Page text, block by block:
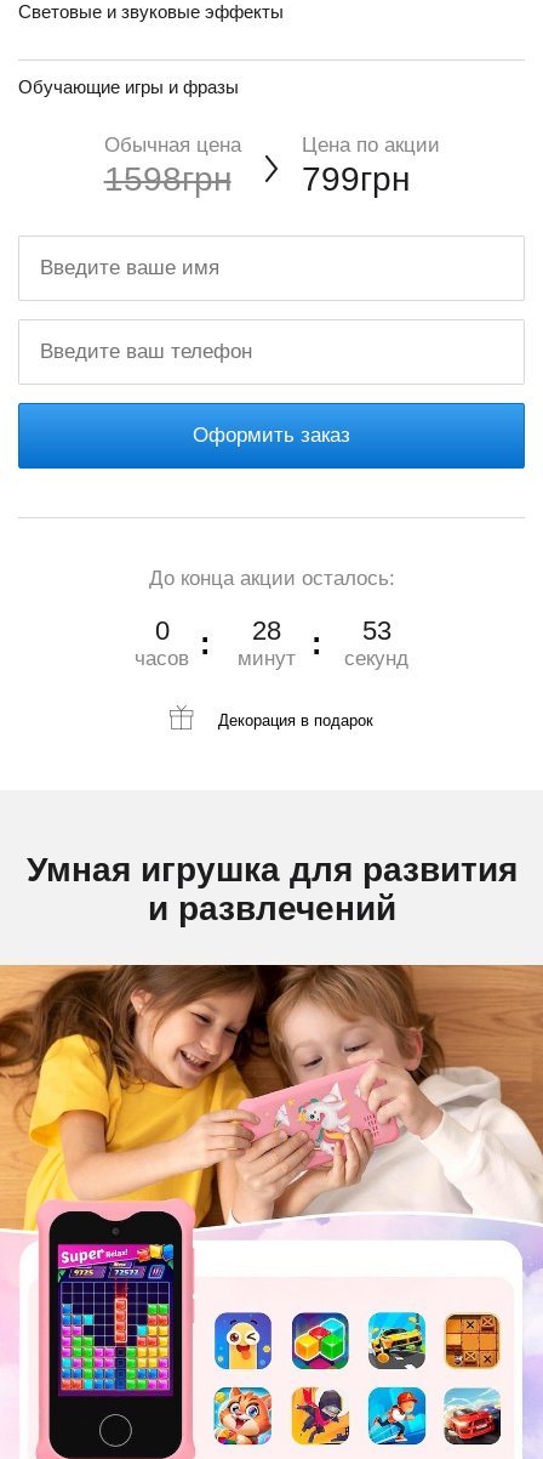
Световые и звуковые эффекты
Обучающие игры и фразы
Обычная цена
1598грн
Цена по акции
799грн
Оформить заказ
До конца акции осталось:
0
часов
28
минут
52
секунд
Декорация в подарок
Умная игрушка для развития
и развлечений